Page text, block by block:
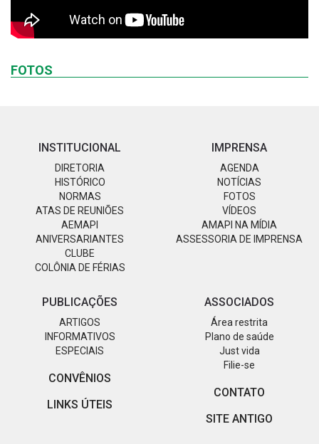
FOTOS
INSTITUCIONAL
DIRETORIA
HISTÓRICO
NORMAS
ATAS DE REUNIÕES
AEMAPI
ANIVERSARIANTES
CLUBE
COLÔNIA DE FÉRIAS
IMPRENSA
AGENDA
NOTÍCIAS
FOTOS
VÍDEOS
AMAPI NA MÍDIA
ASSESSORIA DE IMPRENSA
PUBLICAÇÕES
ARTIGOS
INFORMATIVOS
ESPECIAIS
CONVÊNIOS
LINKS ÚTEIS
ASSOCIADOS
Área restrita
Plano de saúde
Just vida
Filie-se
CONTATO
SITE ANTIGO